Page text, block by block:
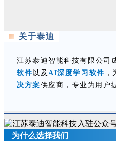
关于泰迪
江苏泰迪智能科技有限公司
软件以及AI深度学习软件
决方案供应商，专业为用户
为什么选择我们